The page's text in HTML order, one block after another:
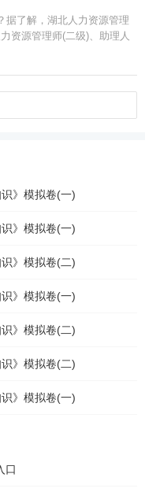
据了解，湖北人力资源管理
资源管理师(二级)、助理人
不同等级的人力...
》模拟卷(一)
》模拟卷(一)
》模拟卷(二)
》模拟卷(一)
》模拟卷(二)
》模拟卷(二)
》模拟卷(一)
口